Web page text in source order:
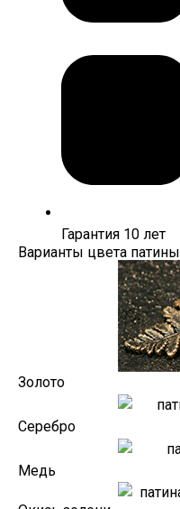
Гарантия 10 лет
Варианты цвета патины
Золото
Серебро
Медь